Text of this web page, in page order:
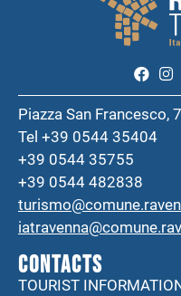
Piazza San Francesco,
Tel +39 0544 35404
+39 0544 35755
+39 0544 482838
CONTACTS
TOURIST